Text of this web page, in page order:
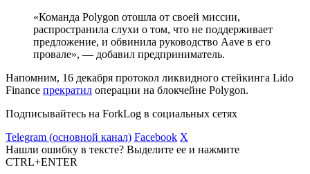
«Команда Polygon отошла от своей миссии,
распространила слухи о том, что не поддерживает
предложение, и обвинила руководство Aave в его
провале», — добавил предприниматель.
Напомним, 16 декабря протокол ликвидного стейкинга Lido
Finance прекратил операции на блокчейнe Polygon.
Подписывайтесь на ForkLog в социальных сетях
Telegram (основной канал) Facebook X
Нашли ошибку в тексте? Выделите ее и нажмите
CTRL+ENTER